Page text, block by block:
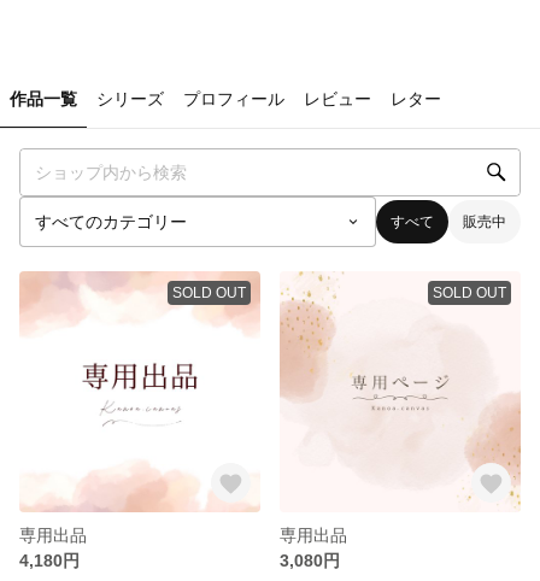
作品一覧 シリーズ プロフィール レビュー レター
すべて 販売中
SOLD OUT
専用出品
4,180円
SOLD OUT
専用出品
3,080円